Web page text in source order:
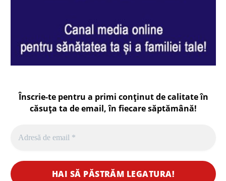
Înscrie-te pentru a primi conținut de calitate în
căsuța ta de email, în fiecaresăptămână!